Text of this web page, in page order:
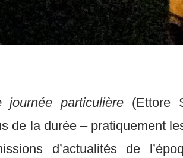
journée particulière (Ettore
de la durée – pratiquement
d’actualités de